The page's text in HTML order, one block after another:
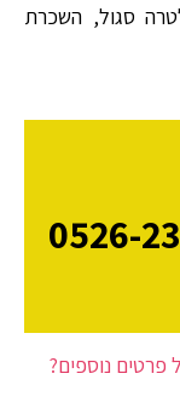
סגול, השכרת
התקשרו: 0526-234-
פרטים נוספים?